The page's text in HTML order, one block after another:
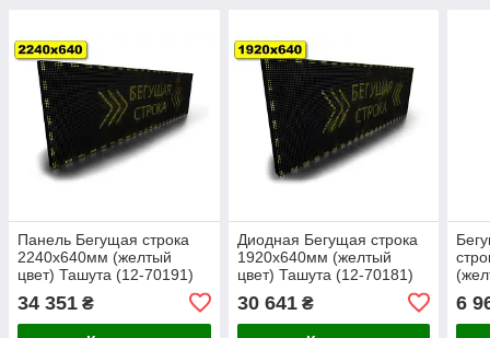
Панель Бегущая строка
2240х640мм (желтый
цвет) Ташута (12-70191)
34 351 ₴
Диодная Бегущая строка
1920х640мм (желтый
цвет) Ташута (12-70181)
30 641₴ 6